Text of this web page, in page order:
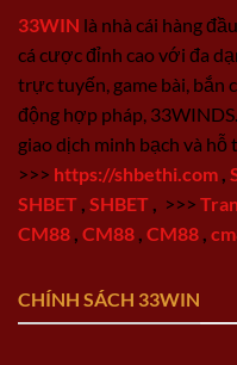
33WIN là nhà cái hàng
cá cược đỉnh cao với đa
trực tuyến, game bài, bắn
động hợp pháp,
giao dịch minh bạch và hỗ
>>> https://shbethi.com
SHBET SHBET >>>
CM88 CM88 CM88
CHÍNH SÁCH 33WIN